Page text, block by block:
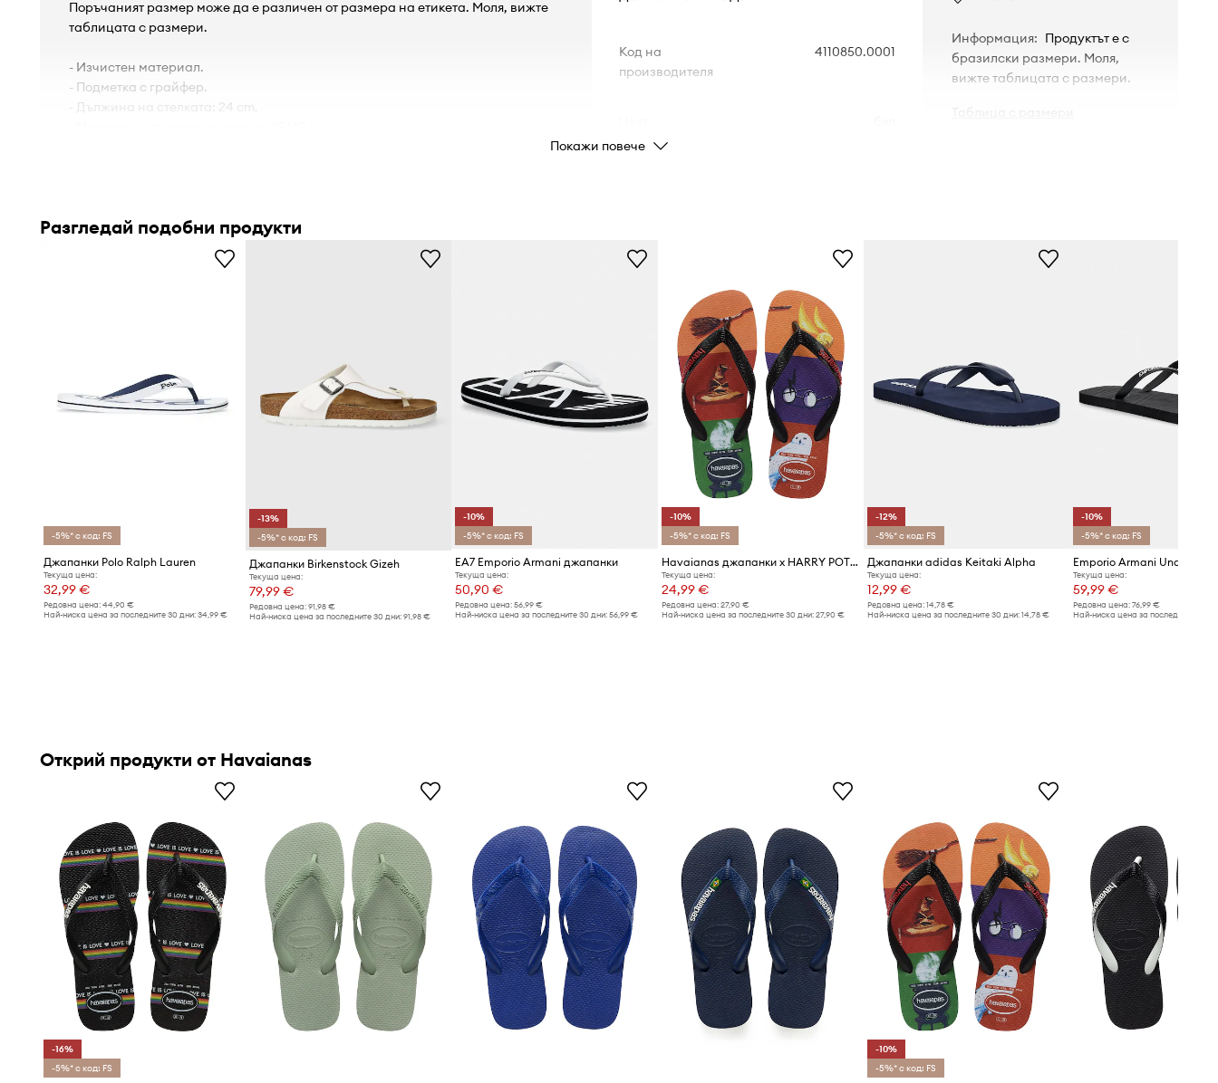
Поръчаният размер може да е различен от размера на етикета. Моля, вижте
таблицата с размери.
- Изчистен материал.
- Подметка с грайфер.
- Дължина на стелката: 24 cm.
Код на
производителя
4110850.0001
Информация: Продуктът е с
бразилски размери. Моля,
вижте таблицата с размери.
Покажи повече
Разгледай подобни продукти
-5%* с код: FS
Джапанки Polo Ralph Lauren
Текуща цена:
32,99 €
Редовна цена: 44,90 €
Най-ниска цена за последните 30 дни: 34,99 €
-13%
-5%* с код: FS
Джапанки Birkenstock Gizeh
Текуща цена:
79,99 €
Редовна цена:91,98 €
Най-ниска цена за последните 30 дни:91,98 €
-10%
-5%* с код: FS
EA7 Emporio Armani джапанки
Текуща цена:
50,90 €
Редовна цена: 56,99 €
Най-ниска цена за последните 30 дни: 56,99 €
-10%
-5%* с код: FS
Havaianas джапанки x HARRY POTTER
Текуща цена:
24,99 €
Редовна цена: 27,90 €
Най-ниска цена за последните 30 дни: 27,90 €
-12%
-5%* с код: FS
Джапанки adidas Keitaki Alpha
Текуща цена:
12,99 €
Редовна цена:14,78 €
Най-ниска цена за последните 30 дни:14,78 €
-10%
-5%* с код: FS
Текуща цена:
59,99 €
Редовна цена: 76,99 €
Най-ниска цена за последните 30
Открий продукти от Havaianas
-16%
-5%* с код: FS
-10%
-5%* с код: FS